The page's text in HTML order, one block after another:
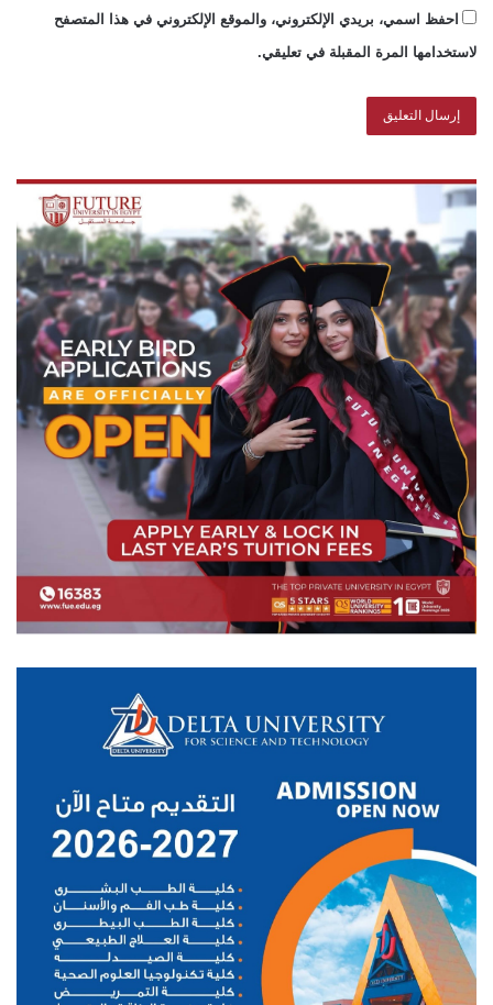
احفظ اسمي، بريدي الإلكتروني، والموقع الإلكتروني في هذا المتصفح
لاستخدامها المرة المقبلة في تعليقي.